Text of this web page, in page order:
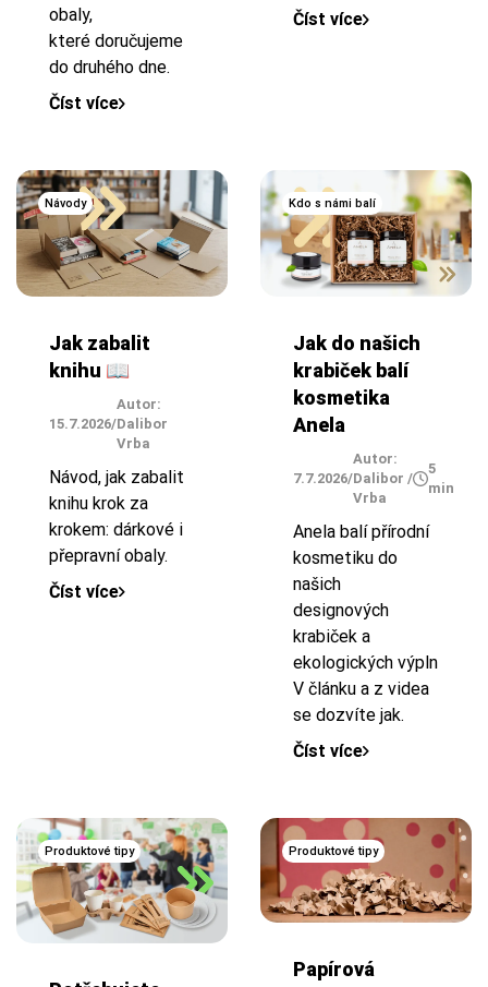
obaly,
které doručujeme
do druhého dne.
Číst více
Číst více
Návody
Jak zabalit
knihu 📖
15.7.2026/
Autor:
Dalibor
Vrba
Návod, jak zabalit
knihu krok za
krokem: dárkové i
přepravní obaly.
Číst více
Kdo s námi balí
Jak do našich
krabiček balí
kosmetika
Anela
7.7.2026/
Autor:
Dalibor
Vrba
/
5
min
Anela balí přírodní
kosmetiku do
našich
designových
krabiček a
ekologických výplní.
V článku a z videa
se dozvíte jak.
Číst více
Produktové tipy Produktové tipy
Papírová